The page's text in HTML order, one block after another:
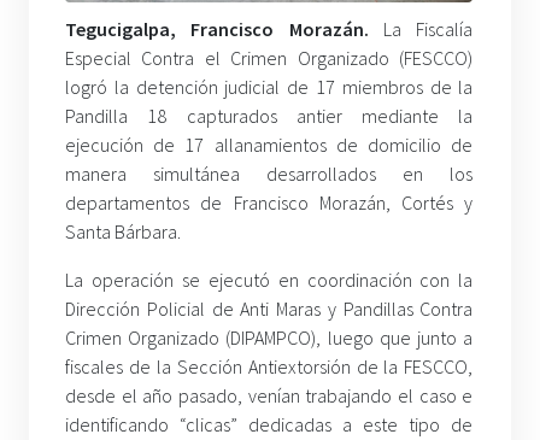
Tegucigalpa, Francisco Morazán. La Fiscalía
Especial Contra el Crimen Organizado (FESCCO)
logró la detención judicial de 17 miembros de la
Pandilla 18 capturados antier mediante la
ejecución de 17 allanamientos de domicilio de
manera simultánea desarrollados en los
departamentos de Francisco Morazán, Cortés y
Santa Bárbara.
La operación se ejecutó en coordinación con la
Dirección Policial de Anti Maras y Pandillas Contra
Crimen Organizado (DIPAMPCO), luego que junto a
fiscales de la Sección Antiextorsión de la FESCCO,
desde el año pasado, venían trabajando el caso e
identificando “clicas” dedicadas a este tipo de